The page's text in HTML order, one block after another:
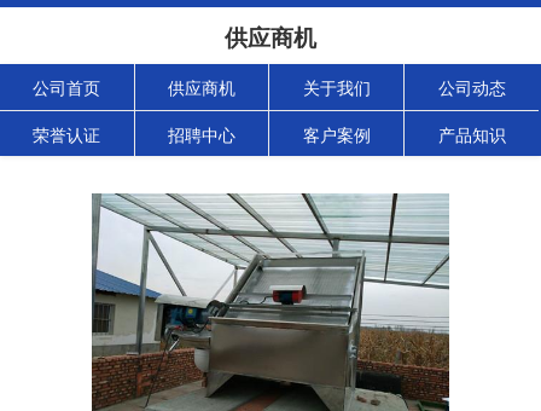
供应商机
公司首页 供应商机 关于我们 公司动态
荣誉认证 招聘中心 客户案例 产品知识